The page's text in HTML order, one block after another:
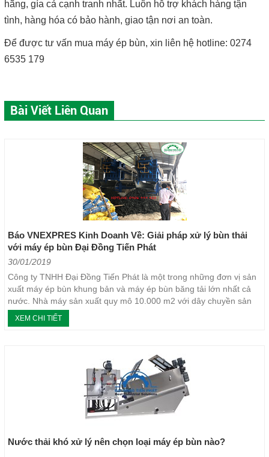
hãng, gía cả cạnh tranh nhất. Luôn hỗ trợ khách hàng tận
tình, hàng hóa có bảo hành, giao tận nơi an toàn.
Để được tư vấn mua máy ép bùn, xin liên hệ hotline: 0274
6535 179
Bài Viết Liên Quan
Báo VNEXPRES Kinh Doanh Về: Giải pháp xử lý bùn thải
với máy ép bùn Đại Đồng Tiến Phát
30/01/2019
Công ty TNHH Đại Đồng Tiến Phát là một trong những đơn vị sản
xuất máy ép bùn khung bản và máy ép bùn băng tải lớn nhất cả
nước. Nhà máy sản xuất quy mô 10.000 m2 với dây chuyền sản
xuất hiện đại, đạt chứng chỉ quản...
XEM CHI TIẾT
Nước thải khó xử lý nên chọn loại máy ép bùn nào?